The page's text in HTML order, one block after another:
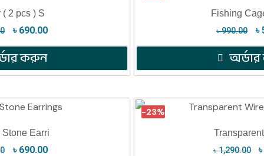
( 2 pcs ) S
৳ 690.00
করুন
Fishing
৳990.00 ৳
Stone Earri
৳ 690.00
-23%
৳1,290.00